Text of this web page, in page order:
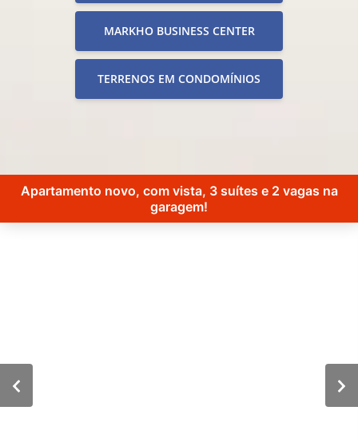
MARKHO BUSINESS CENTER
TERRENOS EM CONDOMÍNIOS
Apartamento novo, com vista, 3 suítes e 2 vagas na
garagem!